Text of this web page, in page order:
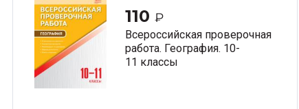
110 ₽
Всероссийская проверочная
работа. География. 10-
11 классы